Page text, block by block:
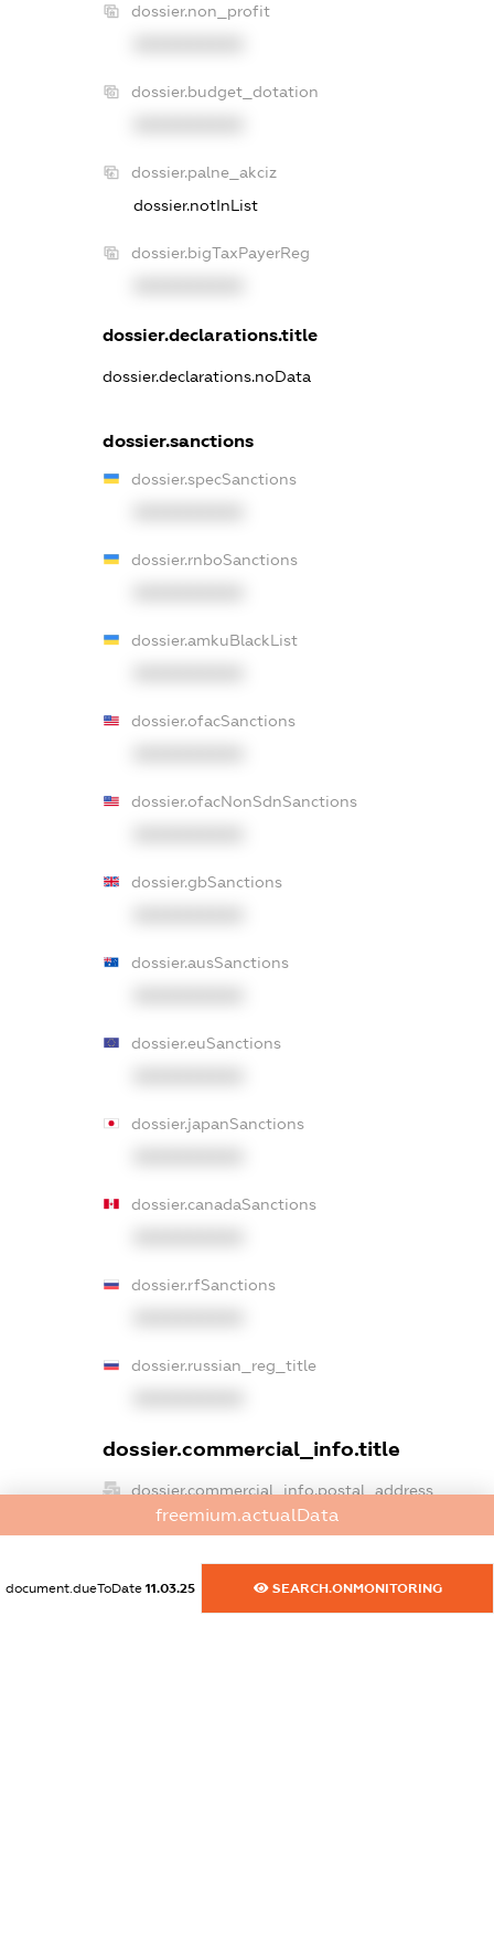
dossier.non_profit
dossier.budget_dotation
dossier.palne_akciz
dossier.notInList
dossier.bigTaxPayerReg
dossier.declarations.title
dossier.declarations.noData
dossier.sanctions
dossier.specSanctions
dossier.rnboSanctions
dossier.amkuBlackList
dossier.ofacSanctions
dossier.ofacNonSdnSanctions
dossier.gbSanctions
dossier.ausSanctions
dossier.euSanctions
dossier.japanSanctions
dossier.canadaSanctions
dossier.rfSanctions
dossier.russian_reg_title
dossier.commercial_info.title
dossier.commercial_info.postal_address
XXXXXXXXXX
dossier.commercial_info.phone
XXXXXXXXXX
freemium.actualData
document.dueToDate 11.03.25 SEARCH.ONMONITORING